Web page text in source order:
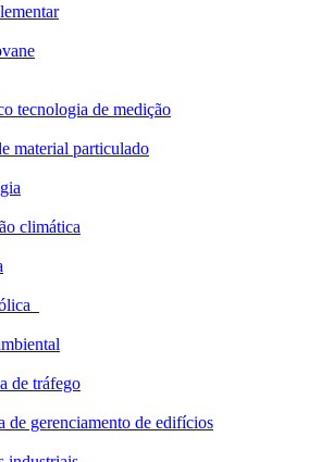
tecnologia de medição
material particulado
climática
de tráfego
de gerenciamento de edifícios